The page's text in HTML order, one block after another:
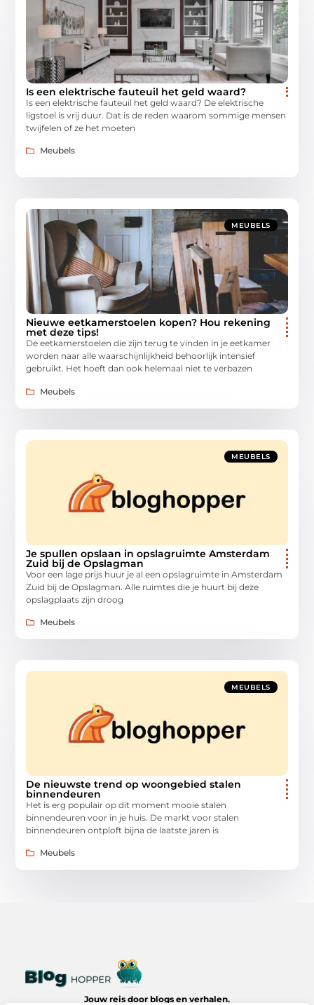
Is een elektrische fauteuil het geld waard?
Is een elektrische fauteuil het geld waard? De elektrische
ligstoel is vrij duur. Dat is de reden waarom sommige mensen
twijfelen of ze het moeten
Meubels
MEUBELS
Nieuwe eetkamerstoelen kopen? Hou rekening
met deze tips!
De eetkamerstoelen die zijn terug te vinden in je eetkamer
worden naar alle waarschijnlijkheid behoorlijk intensief
gebruikt. Het hoeft dan ook helemaal niet te verbazen
Meubels
MEUBELS
Je spullen opslaan in opslagruimte Amsterdam
Zuid bij de Opslagman
Voor een lage prijs huur je al een opslagruimte in Amsterdam
Zuid bij de Opslagman. Alle ruimtes die je huurt bij deze
opslagplaats zijn droog
Meubels
MEUBELS
De nieuwste trend op woongebied stalen
binnendeuren
Het is erg populair op dit moment mooie stalen
binnendeuren voor in je huis. De markt voor stalen
binnendeuren ontploft bijna de laatste jaren is
Meubels
Jouw reis door blogs en verhalen.